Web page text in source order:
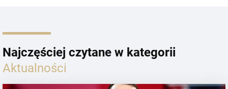
Najczęściej czytane w kategorii
Aktualności